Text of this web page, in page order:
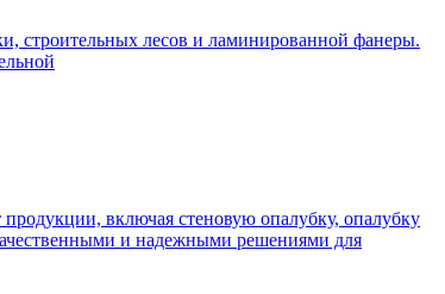
строительных лесов и ламинированной фанеры.
включая стеновую опалубку, опалубку
и надежными решениями для